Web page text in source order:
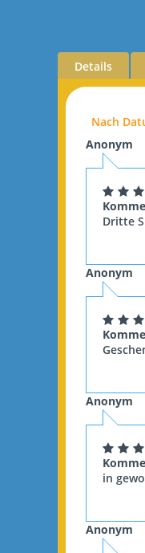
Details
Nach
Anonym
Dritte
Anonym
Anonym
in
Anonym